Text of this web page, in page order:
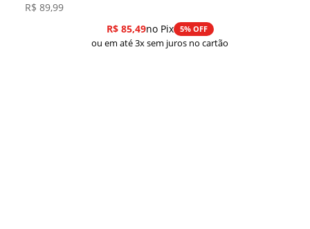
R$ 89,99
R$85,49no Pix 5% OFF
ou em até 3x sem juros no cartão